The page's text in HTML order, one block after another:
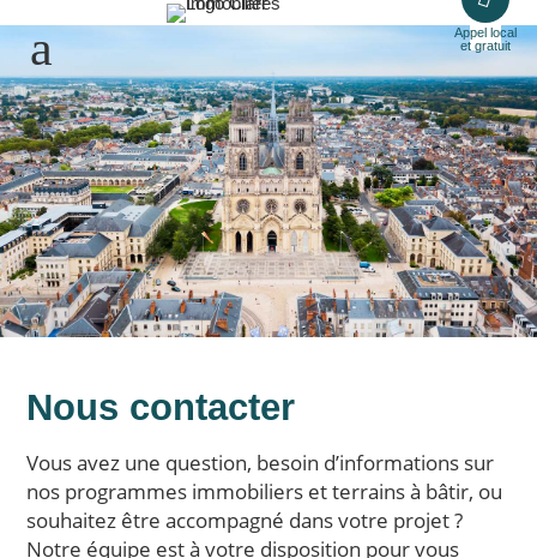
Appel local
et gratuit
Nous contacter
Vous avez une question, besoin d’informations sur
nos programmes immobiliers et terrains à bâtir, ou
souhaitez être accompagné dans votre projet ?
Notre équipe est à votre disposition pour vous